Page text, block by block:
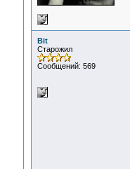
Bit
Старожил
Сообщений: 569